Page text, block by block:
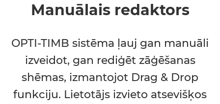
Manuālais redaktors
OPTI-TIMB sistēma ļauj gan manuāli
izveidot, gan rediģēt zāģēšanas
shēmas, izmantojot Drag & Drop
funkciju. Lietotājs izvieto atsevišķos